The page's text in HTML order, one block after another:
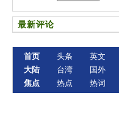
最新评论
首页
大陆
焦点
头条
台湾
热点
英文
国外
热词